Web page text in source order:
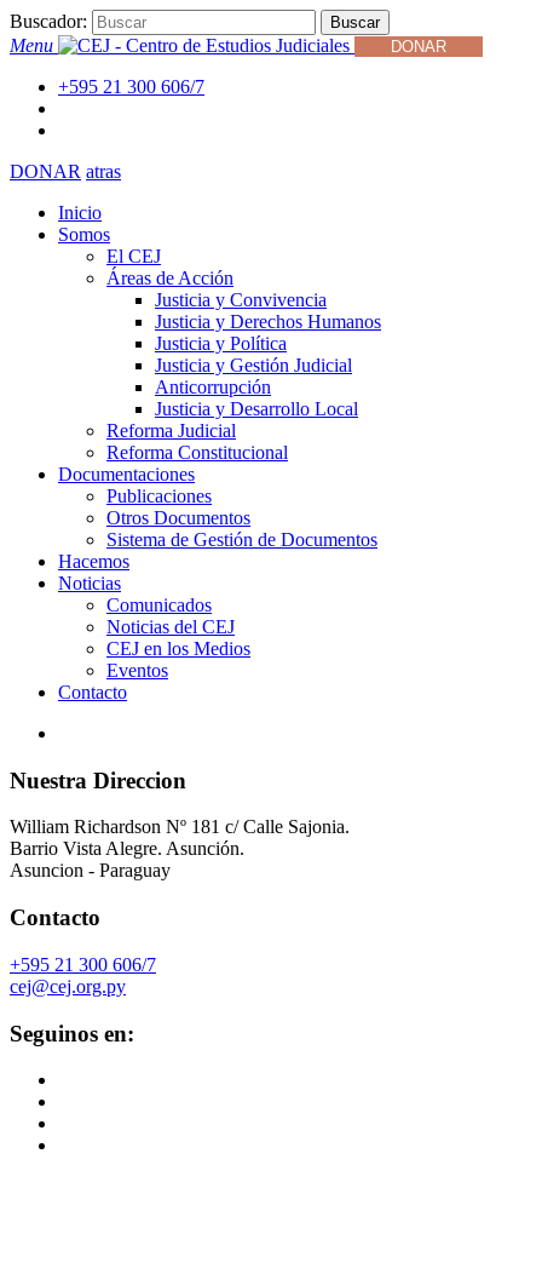
Buscador: Buscar
Menu DONAR
+595 21 300 606/7
DONAR atras
Inicio
Somos
El CEJ
Áreas de Acción
Justicia y Convivencia
Justicia y Derechos Humanos
Justicia y Política
Justicia y Gestión Judicial
Anticorrupción
Justicia y Desarrollo Local
Reforma Judicial
Reforma Constitucional
Documentaciones
Publicaciones
Otros Documentos
Sistema de Gestión de Documentos
Hacemos
Noticias
Comunicados
Noticias del CEJ
CEJ en los Medios
Eventos
Contacto
Nuestra Direccion
William Richardson Nº 181 c/ Calle Sajonia.
Barrio Vista Alegre. Asunción.
Asuncion - Paraguay
Contacto
+595 21 300 606/7
cej@cej.org.py
Seguinos en: